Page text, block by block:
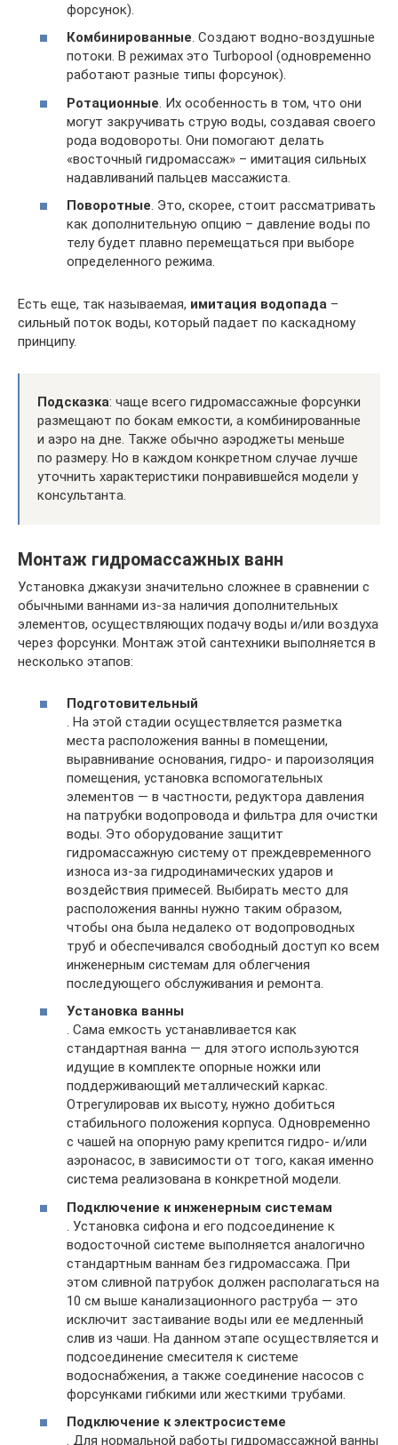
форсунок).
Комбинированные. Создают водно-воздушные
потоки. В режимах это Turbopool (одновременно
работают разные типы форсунок).
Ротационные . Их особенность в том, что они
могут закручивать струю воды, создавая своего
рода водовороты. Они помогают делать
«восточный гидромассаж» – имитация сильных
надавливаний пальцев массажиста.
Поворотные. Это, скорее, стоит рассматривать
как дополнительную опцию – давление воды по
телу будет плавно перемещаться при выборе
определенного режима.
Есть еще, так называемая, имитация водопада –
сильный поток воды, который падает по каскадному
принципу.
Подсказка: чаще всего гидромассажные форсунки
размещают по бокам емкости, а комбинированные
и аэро на дне. Также обычно аэроджеты меньше
по размеру. Но в каждом конкретном случае лучше
уточнить характеристики понравившейся модели у
консультанта.
Монтаж гидромассажных ванн
Установка джакузи значительно сложнее в сравнении с
обычными ваннами из-за наличия дополнительных
элементов, осуществляющих подачу воды и/или воздуха
через форсунки. Монтаж этой сантехники выполняется в
несколько этапов:
Подготовительный
. На этой стадии осуществляется разметка
места расположения ванны в помещении,
выравнивание основания, гидро- и пароизоляция
помещения, установка вспомогательных
элементов — в частности, редуктора давления
на патрубки водопровода и фильтра для очистки
воды. Это оборудование защитит
гидромассажную систему от преждевременного
износа из-за гидродинамических ударов и
воздействия примесей. Выбирать место для
расположения ванны нужно таким образом,
чтобы она была недалеко от водопроводных
труб и обеспечивался свободный доступ ко всем
инженерным системам для облегчения
последующего обслуживания и ремонта.
Установка ванны
. Сама емкость устанавливается как
стандартная ванна — для этого используются
идущие в комплекте опорные ножки или
поддерживающий металлический каркас.
Отрегулировав их высоту, нужно добиться
стабильного положения корпуса. Одновременно
с чашей на опорную раму крепится гидро- и/или
аэронасос, в зависимости от того, какая именно
система реализована в конкретной модели.
Подключение к инженерным системам
. Установка сифона и его подсоединение к
водосточной системе выполняется аналогично
стандартным ваннам без гидромассажа. При
этом сливной патрубок должен располагаться на
10 см выше канализационного раструба — это
исключит застаивание воды или ее медленный
слив из чаши. На данном этапе осуществляется и
подсоединение смесителя к системе
водоснабжения, а также соединение насосов с
форсунками гибкими или жесткими трубами.
Подключение к электросистеме
. Для нормальной работы гидромассажной ванны